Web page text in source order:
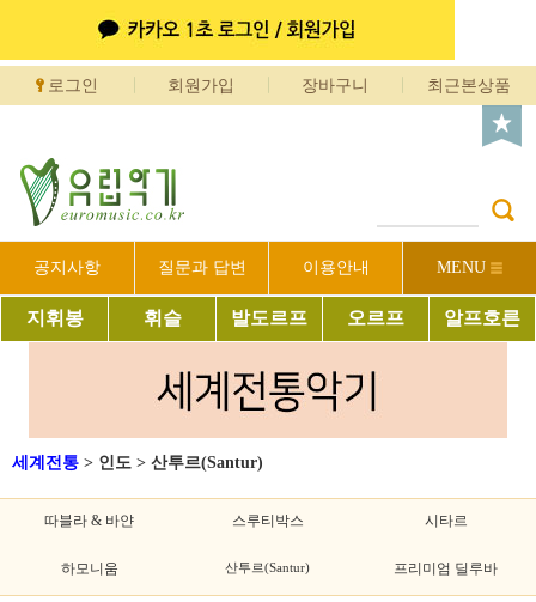
로그인 회원가입 장바구니 최근본상품
공지사항 질문과 답변 이용안내 MENU
지휘봉 휘슬 발도르프 오르프 알프호른
세계전통 > 인도 > 산투르(Santur)
따블라 & 바얀 스루티박스 시타르
하모니움 산투르(Santur) 프리미엄 딜루바